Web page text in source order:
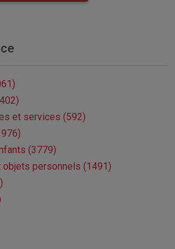
et services (592)
(3779)
personnels (1491)